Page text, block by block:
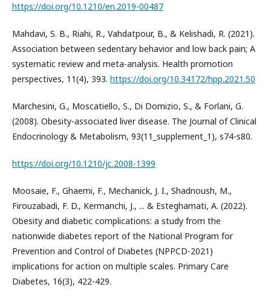
https://doi.org/10.1210/en.2019-00487
Mahdavi, S. B., Riahi, R., Vahdatpour, B., & Kelishadi, R. (2021).
Association between sedentary behavior and low back pain; A
systematic review and meta-analysis. Health promotion
perspectives, 11(4), 393. https://doi.org/10.34172/hpp.2021.50
Marchesini, G., Moscatiello, S., Di Domizio, S., & Forlani, G.
(2008). Obesity-associated liver disease. The Journal of Clinical
Endocrinology & Metabolism, 93(11_supplement_1), s74-s80.
https://doi.org/10.1210/jc.2008-1399
Moosaie, F., Ghaemi, F., Mechanick, J. I., Shadnoush, M.,
Firouzabadi, F. D., Kermanchi, J., ... & Esteghamati, A. (2022).
Obesity and diabetic complications: a study from the
nationwide diabetes report of the National Program for
Prevention and Control of Diabetes (NPPCD-2021)
implications for action on multiple scales. Primary Care
Diabetes, 16(3), 422-429.